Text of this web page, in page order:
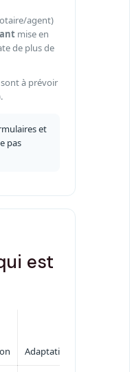
agent)
mise en
de plus de
à prévoir
et
pas
est
Adaptation au sol,